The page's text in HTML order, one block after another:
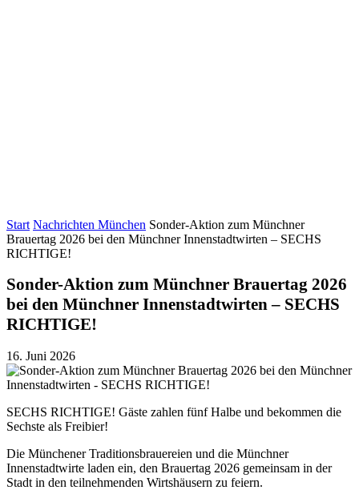
Start Nachrichten München Sonder-Aktion zum Münchner
Brauertag 2026 bei den Münchner Innenstadtwirten – SECHS
RICHTIGE!
Sonder-Aktion zum Münchner Brauertag 2026
bei den Münchner Innenstadtwirten – SECHS
RICHTIGE!
16. Juni 2026
SECHS RICHTIGE! Gäste zahlen fünf Halbe und bekommen die
Sechste als Freibier!
Die Münchener Traditionsbrauereien und die Münchner
Innenstadtwirte laden ein, den Brauertag 2026 gemeinsam in der
Stadt in den teilnehmenden Wirtshäusern zu feiern.